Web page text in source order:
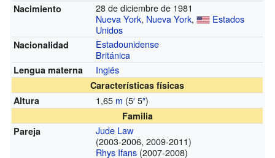
Nacimiento
28 de diciembre de 1981
Nueva York, Nueva York,
Estados
Unidos
Nacionalidad
Estadounidense
Británica
Lengua materna Inglés
Características físicas
Altura
1,65 m (5′5″)
Familia
Pareja
Jude Law
(2003-2006, 2009-2011)
Rhys Ifans (2007-2008)